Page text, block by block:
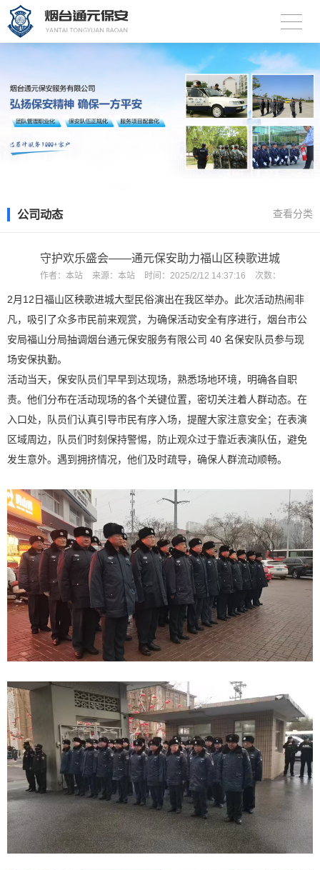
公司动态 查看分类
守护欢乐盛会——通元保安助力福山区秧歌进城
作者： 本站 来源： 本站 时间： 2025/2/12 14:37:16 次数：
2月12日福山区秧歌进城大型民俗演出在我区举办。此次活动热闹非
凡，吸引了众多市民前来观赏，为确保活动安全有序进行，烟台市公
安局福山分局抽调烟台通元保安服务有限公司 40 名保安队员参与现
场安保执勤。
活动当天，保安队员们早早到达现场，熟悉场地环境，明确各自职
责。他们分布在活动现场的各个关键位置，密切关注着人群动态。在
入口处，队员们认真引导市民有序入场，提醒大家注意安全；在表演
区域周边，队员们时刻保持警惕，防止观众过于靠近表演队伍，避免
发生意外。遇到拥挤情况，他们及时疏导，确保人群流动顺畅。